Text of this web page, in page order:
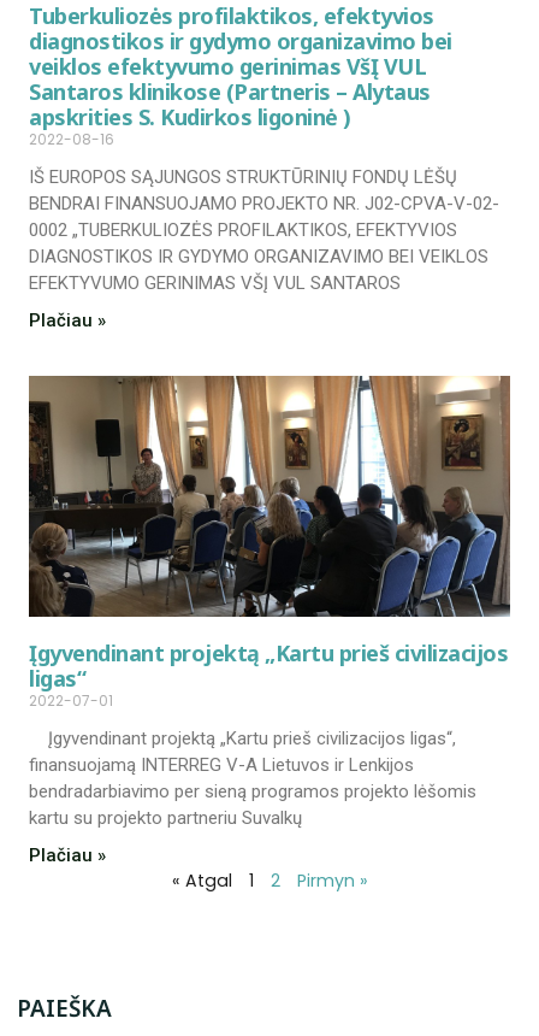
Tuberkuliozės profilaktikos, efektyvios
diagnostikos ir gydymo organizavimo bei
veiklos efektyvumo gerinimas VšĮ VUL
Santaros klinikose (Partneris – Alytaus
apskrities S. Kudirkos ligoninė )
2022-08-16
IŠ EUROPOS SĄJUNGOS STRUKTŪRINIŲ FONDŲ LĖŠŲ
BENDRAI FINANSUOJAMO PROJEKTO NR. J02-CPVA-V-02-
0002 „TUBERKULIOZĖS PROFILAKTIKOS, EFEKTYVIOS
DIAGNOSTIKOS IR GYDYMO ORGANIZAVIMO BEI VEIKLOS
EFEKTYVUMO GERINIMAS VŠĮ VUL SANTAROS
Plačiau »
Įgyvendinant projektą „Kartu prieš civilizacijos
ligas“
2022-07-01
Įgyvendinant projektą „Kartu prieš civilizacijos ligas“,
finansuojamą INTERREG V-A Lietuvos ir Lenkijos
bendradarbiavimo per sieną programos projekto lėšomis
kartu su projekto partneriu Suvalkų
Plačiau »
« Atgal 1 2 Pirmyn »
PAIEŠKA